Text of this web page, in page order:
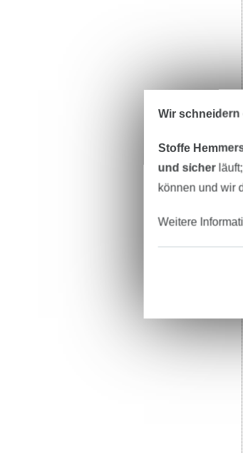
Wir schneidern
Stoffe
und sicher
können und wir
Weitere